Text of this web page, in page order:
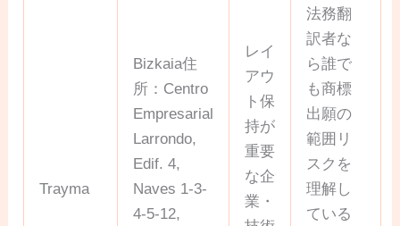
Trayma
Bizkaia住
所：Centro
Empresarial
Larrondo,
Edif. 4,
Naves 1-3-
4-5-12,
レイ
アウ
ト保
持が
重要
な企
業・
法務翻
訳者な
ら誰で
も商標
出願の
範囲リ
スクを
理解し
ている